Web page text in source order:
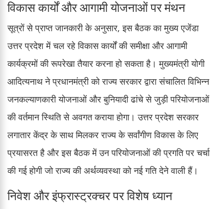
विकास कार्यों और आगामी योजनाओं पर मंथन
सूत्रों से प्राप्त जानकारी के अनुसार, इस बैठक का मुख्य एजेंडा
उत्तर प्रदेश में चल रहे विकास कार्यों की समीक्षा और आगामी
कार्यक्रमों की रूपरेखा तैयार करना हो सकता है। मुख्यमंत्री योगी
आदित्यनाथ ने प्रधानमंत्री को राज्य सरकार द्वारा संचालित विभिन्न
जनकल्याणकारी योजनाओं और बुनियादी ढांचे से जुड़ी परियोजनाओं
की वर्तमान स्थिति से अवगत कराया होगा। उत्तर प्रदेश सरकार
लगातार केंद्र के साथ मिलकर राज्य के सर्वांगीण विकास के लिए
प्रयासरत है और इस बैठक में उन परियोजनाओं की प्रगति पर चर्चा
की गई होगी जो राज्य की अर्थव्यवस्था को नई गति देने वाली हैं।
निवेश और इंफ्रास्ट्रक्चर पर विशेष ध्यान